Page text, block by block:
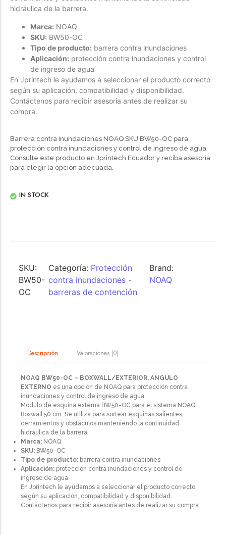
hidráulica de la barrera.
Marca: NOAQ
SKU: BW50-OC
Tipo de producto: barrera contra inundaciones
Aplicación: protección contra inundaciones y control
de ingreso de agua
En Jprintech le ayudamos a seleccionar el producto correcto
según su aplicación, compatibilidad y disponibilidad.
Contáctenos para recibir asesoría antes de realizar su
compra.
Barrera contra inundaciones NOAQ SKU BW50-OC para
protección contra inundaciones y control de ingreso de agua.
Consulte este producto en Jprintech Ecuador y reciba asesoría
para elegir la opción adecuada.
IN STOCK
SKU:
BW50-
OC
Categoría: Protección
contra inundaciones -
barreras de contención
Brand:
NOAQ
Descripción Valoraciones (0)
NOAQ BW50-OC – BOXWALL/EXTERIOR, ANGULO
EXTERNO es una opción de NOAQ para protección contra
inundaciones y control de ingreso de agua.
Módulo de esquina externa BW50-OC para el sistema NOAQ
Boxwall 50 cm. Se utiliza para sortear esquinas salientes,
cerramientos y obstáculos manteniendo la continuidad
hidráulica de la barrera.
Marca: NOAQ
SKU: BW50-OC
Tipo de producto: barrera contra inundaciones
Aplicación: protección contra inundaciones y control de
ingreso de agua
En Jprintech le ayudamos a seleccionar el producto correcto
según su aplicación, compatibilidad y disponibilidad.
Contáctenos para recibir asesoría antes de realizar su compra.